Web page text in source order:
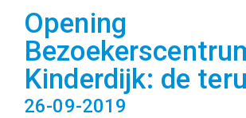
Opening
Kinderdijk: de
26-09-2019